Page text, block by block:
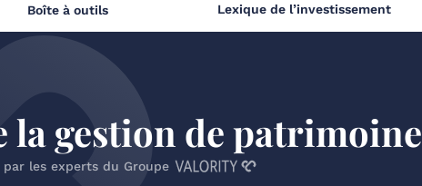
Boîte à outils Lexique de l’investissement
la gestion de patrimoine
par les experts du Groupe